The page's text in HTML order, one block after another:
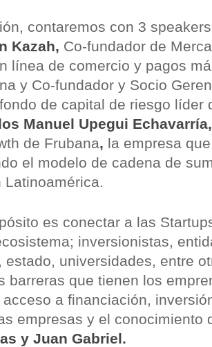
contaremos con 3
Kazah, Co-fundador de
línea de comercio y pagos
y Co-fundador y Socio
de capital de riesgo líder
Manuel Upegui
de Frubana, la empresa
el modelo de cadena de
Latinoamérica.
es conectar a las
inversionistas,
estado, universidades, entre
barreras que tienen los
a financiación,
empresas y el conocimiento
y Juan Gabriel.